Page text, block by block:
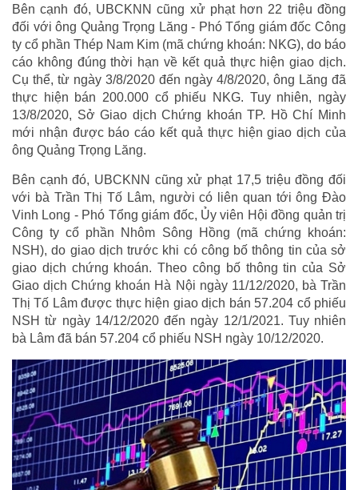
Bên cạnh đó, UBCKNN cũng xử phạt hơn 22 triệu đồng
đối với ông Quảng Trọng Lăng - Phó Tổng giám đốc Công
ty cổ phần Thép Nam Kim (mã chứng khoán: NKG), do báo
cáo không đúng thời hạn về kết quả thực hiện giao dịch.
Cụ thể, từ ngày 3/8/2020 đến ngày 4/8/2020, ông Lăng đã
thực hiện bán 200.000 cổ phiếu NKG. Tuy nhiên, ngày
13/8/2020, Sở Giao dịch Chứng khoán TP. Hồ Chí Minh
mới nhận được báo cáo kết quả thực hiện giao dịch của
ông Quảng Trọng Lăng.
Bên cạnh đó, UBCKNN cũng xử phạt 17,5 triệu đồng đối
với bà Trần Thị Tố Lâm, người có liên quan tới ông Đào
Vinh Long - Phó Tổng giám đốc, Ủy viên Hội đồng quản trị
Công ty cổ phần Nhôm Sông Hồng (mã chứng khoán:
NSH), do giao dịch trước khi có công bố thông tin của sở
giao dịch chứng khoán. Theo công bố thông tin của Sở
Giao dịch Chứng khoán Hà Nội ngày 11/12/2020, bà Trần
Thị Tố Lâm được thực hiện giao dịch bán 57.204 cổ phiếu
NSH từ ngày 14/12/2020 đến ngày 12/1/2021. Tuy nhiên
bà Lâm đã bán 57.204 cổ phiếu NSH ngày 10/12/2020.